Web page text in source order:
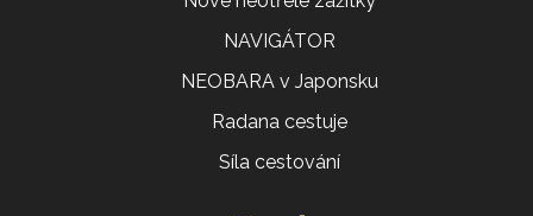
NAVIGÁTOR
NEOBARA v Japonsku
Radana cestuje
Síla cestování